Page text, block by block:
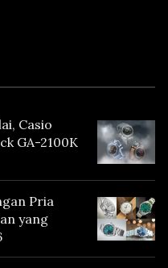
Casio
GA-2100K
Pria
yang